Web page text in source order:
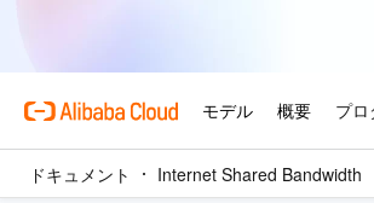
ドキュメント Internet Shared Bandwidth